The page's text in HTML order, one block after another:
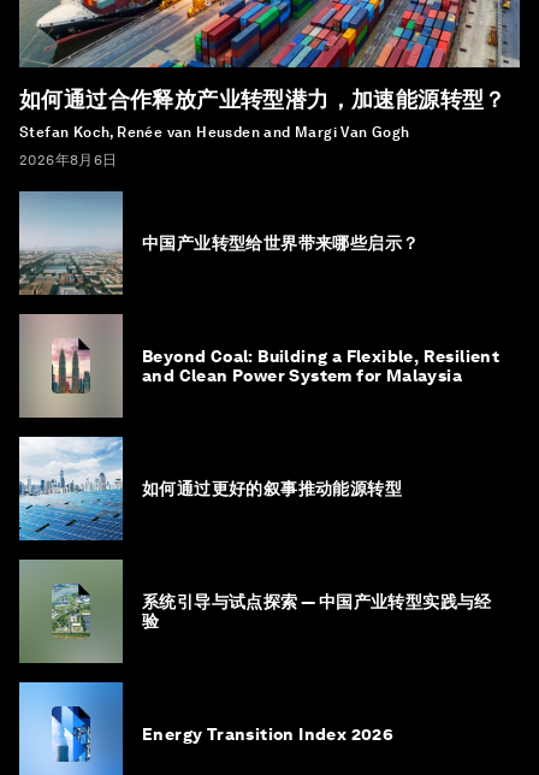
如何通过合作释放产业转型潜力，加速能源转型？
Stefan Koch, Renée van Heusden and Margi Van Gogh
2026年8月6日
中国产业转型给世界带来哪些启示？
Beyond Coal: Building a Flexible, Resilient
and Clean Power System for Malaysia
如何通过更好的叙事推动能源转型
系统引导与试点探索 — 中国产业转型实践与经
验
Energy Transition Index 2026